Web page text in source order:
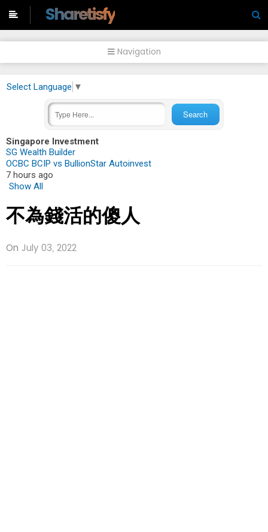
Sharetisfy
Navigation
Select Language ▼
Singapore Investment
SG Wealth Builder
OCBC BCIP vs BullionStar Autoinvest
7 hours ago
Show All
不為錢活的傻人
On July 03, 2022